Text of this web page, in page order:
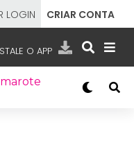
LOGIN CRIAR CONTA
O APP